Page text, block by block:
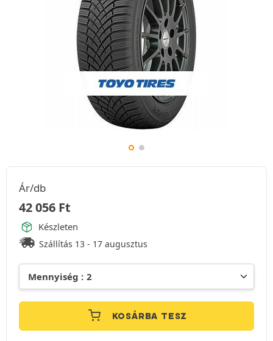
Ár/db
42 056 Ft
Készleten
Szállítás 13 - 17 augusztus
KOSÁRBA TESZ